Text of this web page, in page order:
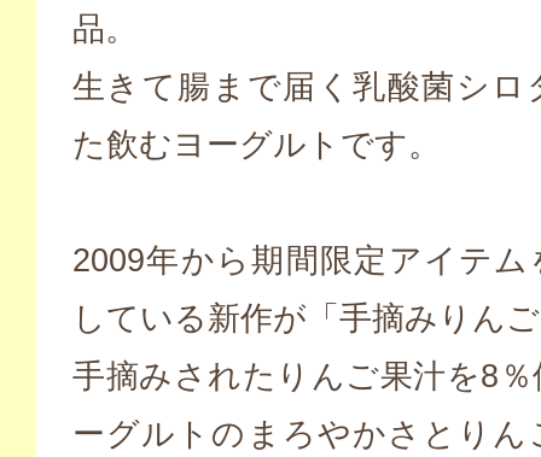
品。
生きて腸まで届く乳酸菌シロ
た飲むヨーグルトです。
2009年から期間限定アイテム
している新作が「手摘みりん
手摘みされたりんご果汁を8
ーグルトのまろやかさとりん